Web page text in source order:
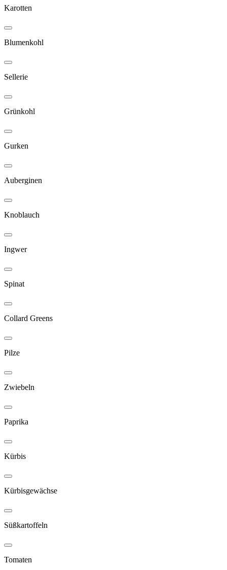
Karotten
Blumenkohl
Sellerie
Grünkohl
Gurken
Auberginen
Knoblauch
Ingwer
Spinat
Collard Greens
Pilze
Zwiebeln
Paprika
Kürbis
Kürbisgewächse
Süßkartoffeln
Tomaten